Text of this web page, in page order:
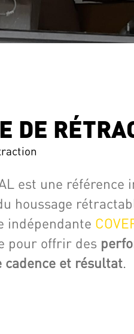
DE
est une référence
houssage
indépendante
pour offrir des
cadence et résultat.